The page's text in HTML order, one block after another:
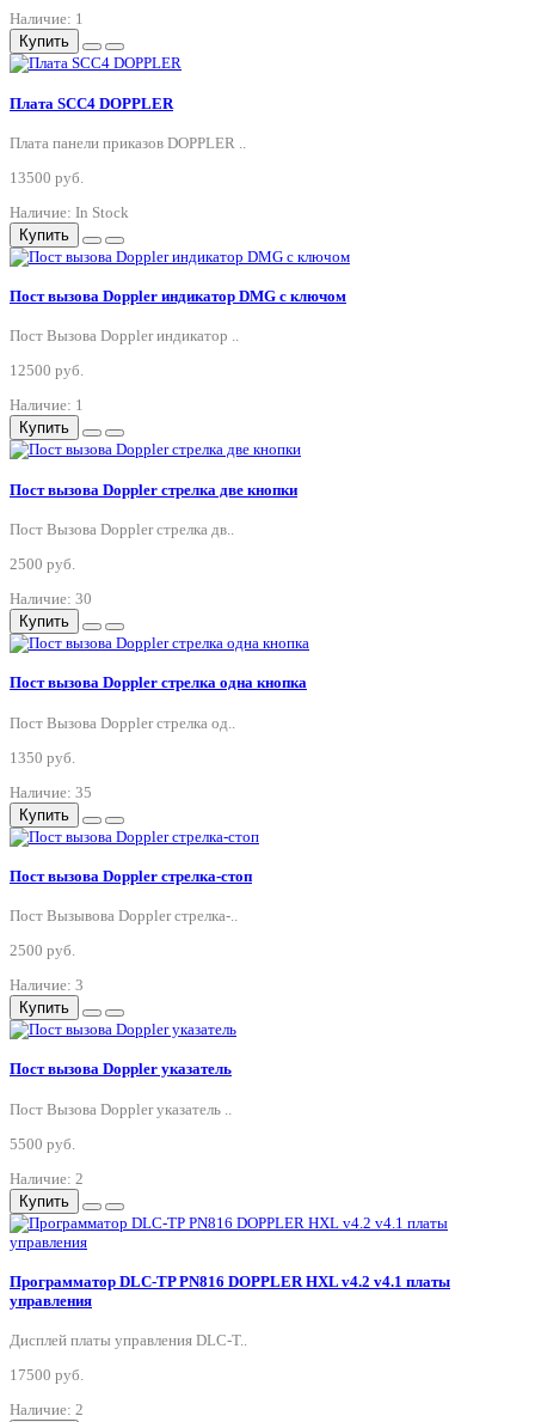
Наличие: 1
Купить
Плата SCC4 DOPPLER
Плата панели приказов DOPPLER ..
13500 руб.
Наличие: In Stock
Купить
Пост вызова Doppler индикатор DMG с ключом
Пост Вызова Doppler индикатор ..
12500 руб.
Наличие: 1
Купить
Пост вызова Doppler стрелка две кнопки
Пост Вызова Doppler стрелка дв..
2500 руб.
Наличие: 30
Купить
Пост вызова Doppler стрелка одна кнопка
Пост Вызова Doppler стрелка од..
1350 руб.
Наличие: 35
Купить
Пост вызова Doppler стрелка-стоп
Пост Вызывова Doppler стрелка-..
2500 руб.
Наличие: 3
Купить
Пост вызова Doppler указатель
Пост Вызова Doppler указатель ..
5500 руб.
Наличие: 2
Купить
Программатор DLC-TP PN816 DOPPLER HXL v4.2 v4.1 платы
управления
Дисплей платы управления DLC-T..
17500 руб.
Наличие: 2